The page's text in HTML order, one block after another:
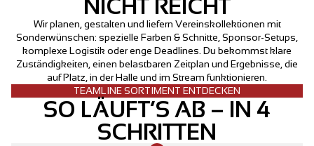
NICHT REICHT
Wir planen, gestalten und liefern Vereinskollektionen mit
Sonderwünschen: spezielle Farben & Schnitte, Sponsor-Setups,
komplexe Logistik oder enge Deadlines. Du bekommst klare
Zuständigkeiten, einen belastbaren Zeitplan und Ergebnisse, die
auf Platz, in der Halle und im Stream funktionieren.
TEAMLINE SORTIMENT ENTDECKEN
SO LÄUFT’S AB – IN 4
SCHRITTEN